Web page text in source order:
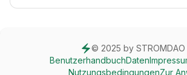
© 2025 by STROMDAO
BenutzerhandbuchDaten
NutzungsbedingungenZur